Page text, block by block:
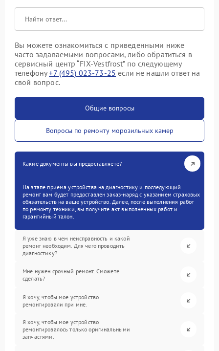
Вы можете ознакомиться с приведенными ниже
часто задаваемыми вопросами, либо обратиться в
сервисный центр “FIX-Vestfrost” по следующему
телефону+7 (495) 023-73-25 если не нашли ответ на
свой вопрос.
Общие вопросы
Вопросы по ремонту морозильных камер
Какие документы вы предоставляете?
На этапе приема устройства на диагностику и последующий
ремонт вам будет предоставлен заказ-наряд с указанием страховых
обязательств на ваше устройство. Далее, после выполнения работ
по ремонту техники, вы получите акт выполненных работ и
гарантийный талон.
Я уже знаю в чем неисправность и какой
ремонт необходим. Для чего проводить
диагностику?
Мне нужен срочный ремонт. Сможете
сделать?
Я хочу, чтобы мое устройство
ремонтировали при мне.
Я хочу, чтобы мое устройство
ремонтировалось только оригинальными
запчастями.